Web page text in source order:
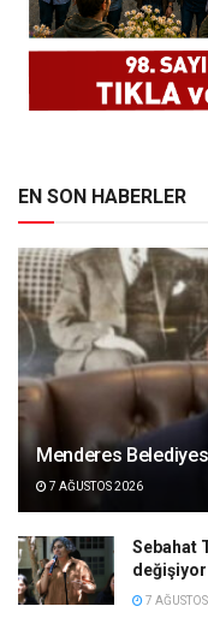
EN SON HABERLER
Menderes
7 AĞUSTOS 2026
Sebahat
değişiyor
7